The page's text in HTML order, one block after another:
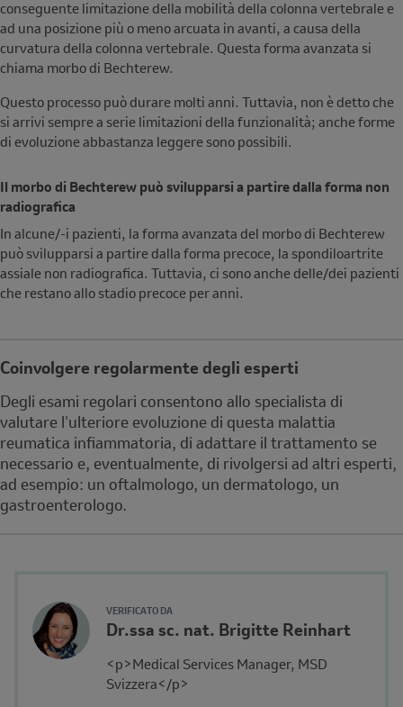
conseguente limitazione della mobilità della colonna vertebrale e
ad una posizione più o meno arcuata in avanti, a causa della
curvatura della colonna vertebrale. Questa forma avanzata si
chiama morbo di Bechterew.
Questo processo può durare molti anni. Tuttavia, non è detto che
si arrivi sempre a serie limitazioni della funzionalità; anche forme
di evoluzione abbastanza leggere sono possibili.
Il morbo di Bechterew può svilupparsi a partire dalla forma non
radiografica
In alcune/-i pazienti, la forma avanzata del morbo di Bechterew
può svilupparsi a partire dalla forma precoce, la spondiloartrite
assiale non radiografica. Tuttavia, ci sono anche delle/dei pazienti
che restano allo stadio precoce per anni.
Note
Coinvolgere regolarmente degli esperti
Degli esami regolari consentono allo specialista di
valutare l'ulteriore evoluzione di questa malattia
reumatica infiammatoria, di adattare il trattamento se
necessario e, eventualmente, di rivolgersi ad altri esperti,
ad esempio: un oftalmologo, un dermatologo, un
gastroenterologo.
VERIFICATO DA
Author's
Avatar
Name
Affiliation
Dr.ssa sc. nat. Brigitte Reinhart
Description
<p>Medical Services Manager, MSD
Svizzera</p>